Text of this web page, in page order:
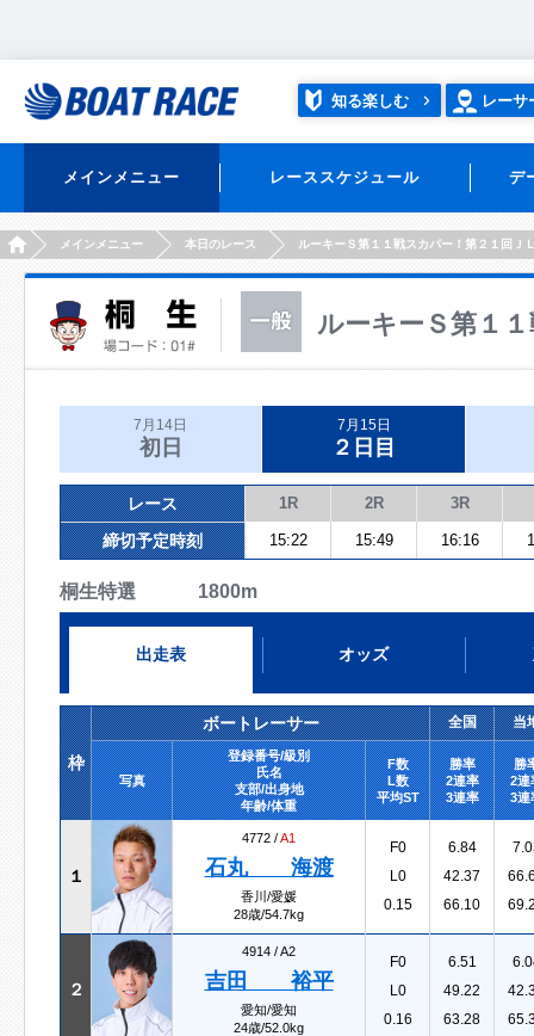
知る楽しむ レーサ
メインメニュー レーススケジュール デ
HOMEメインメニュー 本日のレース ルーキーＳ第１１戦スカパー！第２１回Ｊ
ルーキーＳ第１
7月14日
初日
7月15日
２日目
レース 1R 2R 3R
締切予定時刻 15:22 15:49 16:16
桐生特選 1800m
出走表 オッズ
枠
ボートレーサー 全国 当
写真
登録番号/級別
氏名
支部/出身地
年齢/体重
F数
L数
平均ST
勝率
2連率
3連率
勝
2連
3連
１
4772 /A1
石丸 海渡
香川/愛媛
28歳/54.7kg
F0
L0
0.15
6.84
42.37
66.10
２
4914 /A2
吉田 裕平
愛知/愛知
24歳/52.0kg
F0
L0
0.16
6.51
49.22
63.28